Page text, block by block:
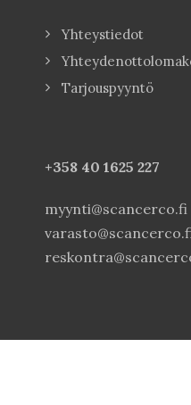
Yhteystiedot
Tarjouspyyntö
+358 40 1625 227
myynti@scancerco.fi